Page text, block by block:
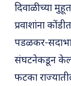
दिवाळीच्या
प्रवाशांना
पडळकर-
संघटनेकडून
फटका